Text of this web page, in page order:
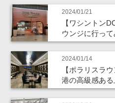
2024/01/21
【ワシントン
ウンジに行って
2024/01/14
【ポラリスラ
港の高級感あ